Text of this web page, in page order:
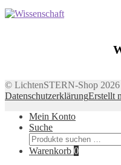
© LichtenSTERN-Shop 2026
DatenschutzerklärungErstellt
Mein Konto
Suche
Suchen
nach:
Warenkorb 0